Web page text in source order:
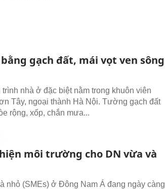
gạch đất, mái vọt ven sông
nhà ở đặc biệt nằm trong khuôn viên
Tây, ngoại thành Hà Nội. Tường gạch đất
rộng, xốp, chắn mưa...
môi trường cho DN vừa và
nhỏ (SMEs) ở Đông Nam Á đang ngày càng